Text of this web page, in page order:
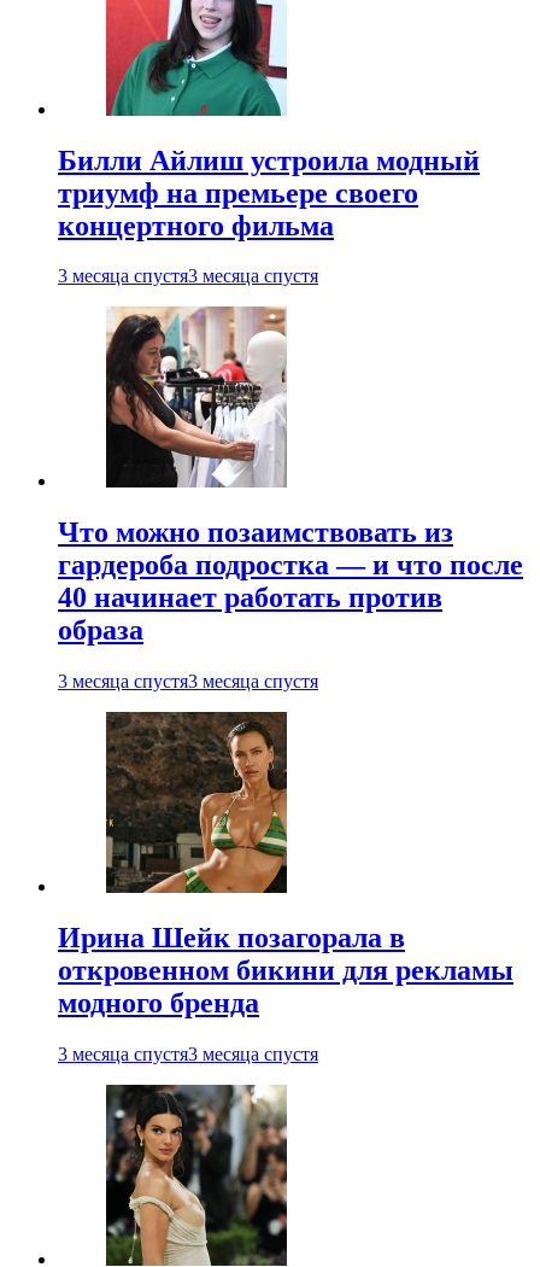
Билли Айлиш устроила модный
триумф на премьере своего
концертного фильма
3 месяца спустя3 месяца спустя
Что можно позаимствовать из
гардероба подростка — и что после
40 начинает работать против
образа
3 месяца спустя3 месяца спустя
Ирина Шейк позагорала в
откровенном бикини для рекламы
модного бренда
3 месяца спустя3 месяца спустя